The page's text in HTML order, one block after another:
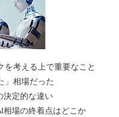
を考える上で重要なこと
」相場だった
定的な違い
場の終着点はどこか